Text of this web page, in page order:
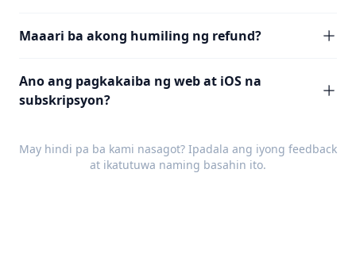
Maaari ba akong humiling ng refund?
Ano ang pagkakaiba ng web at iOS na
subskripsyon?
May hindi pa ba kami nasagot? Ipadala ang iyong feedback
at ikatutuwa naming basahin ito.